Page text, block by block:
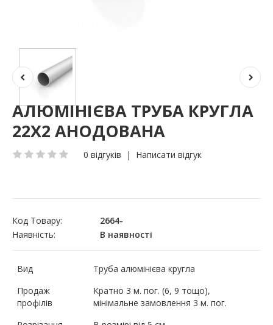
АЛЮМІНІЄВА ТРУБА КРУГЛА
22Х2 АНОДОВАНА
0 відгуків | Написати відгук
Код Товару:
2664-
Наявність:
В наявності
Вид
Труба алюмінієва кругла
Продаж
профілів
Кратно 3 м. пог. (6, 9 тощо),
мінімальне замовлення 3 м. пог.